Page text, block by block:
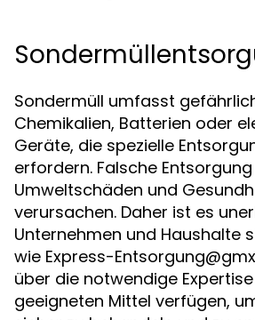
Sondermüll umfasst
Chemikalien, Batterien oder
Geräte, die spezielle
erfordern. Falsche
Umweltschäden und
verursachen. Daher ist es
Unternehmen und Haushalte
wie Express-
über die notwendige
geeigneten Mittel verfügen,